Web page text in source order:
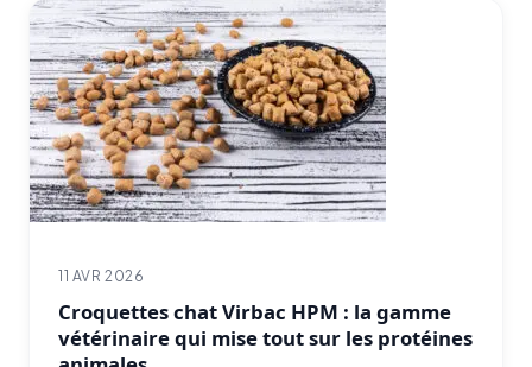
11 AVR 2026
Croquettes chat Virbac HPM : la gamme
vétérinaire qui mise tout sur les protéines